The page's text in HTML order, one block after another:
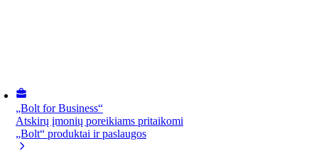
„Bolt for Business“
Atskirų įmonių poreikiams pritaikomi
„Bolt“ produktai ir paslaugos